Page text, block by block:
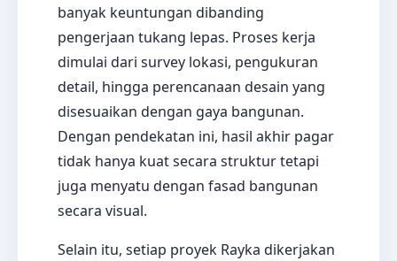
banyak keuntungan dibanding
pengerjaan tukang lepas. Proses kerja
dimulai dari survey lokasi, pengukuran
detail, hingga perencanaan desain yang
disesuaikan dengan gaya bangunan.
Dengan pendekatan ini, hasil akhir pagar
tidak hanya kuat secara struktur tetapi
juga menyatu dengan fasad bangunan
secara visual.
Selain itu, setiap proyek Rayka dikerjakan